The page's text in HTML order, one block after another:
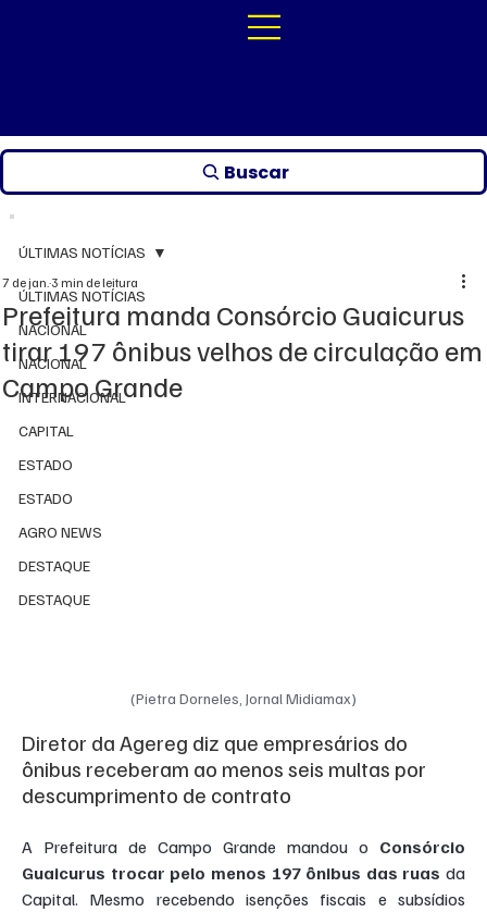
Buscar
ÚLTIMAS NOTÍCIAS
NACIONAL
NACIONAL
INTERNACIONAL
CAPITAL
ESTADO
ESTADO
AGRO NEWS
DESTAQUE
DESTAQUE
ÚLTIMAS NOTÍCIAS
Prefeitura manda Consórcio Guaicurus
tirar 197 ônibus velhos de circulação em
Campo Grande
7 de jan.3 min de leitura
(Pietra Dorneles, Jornal Midiamax)
Diretor da Agereg diz que empresários do
ônibus receberam ao menos seis multas por
descumprimento de contrato
A Prefeitura de Campo Grande mandou o Consórcio
Guaicurus trocar pelo menos 197 ônibus das ruas da
Capital. Mesmo recebendo isenções fiscais e subsídios